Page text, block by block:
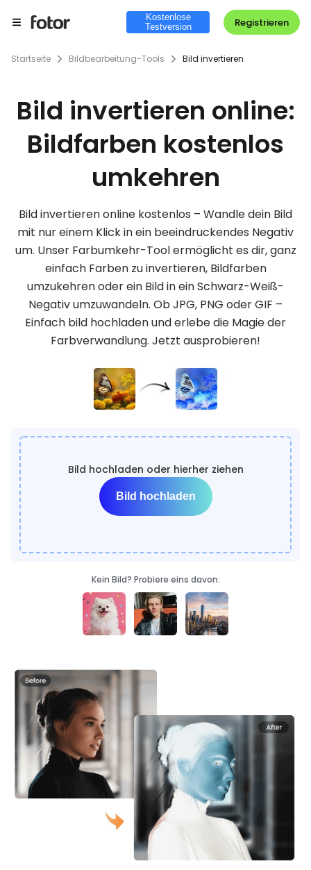
Kostenlose
Testversion
Registrieren
Startseite Bildbearbeitung-Tools Bild invertieren
Bild invertieren online:
Bildfarben kostenlos
umkehren
Bild invertieren online kostenlos – Wandle dein Bild
mit nur einem Klick in ein beeindruckendes Negativ
um. Unser Farbumkehr-Tool ermöglicht es dir, ganz
einfach Farben zu invertieren, Bildfarben
umzukehren oder ein Bild in ein Schwarz-Weiß-
Negativ umzuwandeln. Ob JPG, PNG oder GIF –
Einfach bild hochladen und erlebe die Magie der
Farbverwandlung. Jetzt ausprobieren!
Bild hochladen oder hierher ziehen
Bild hochladen
Kein Bild? Probiere eins davon: